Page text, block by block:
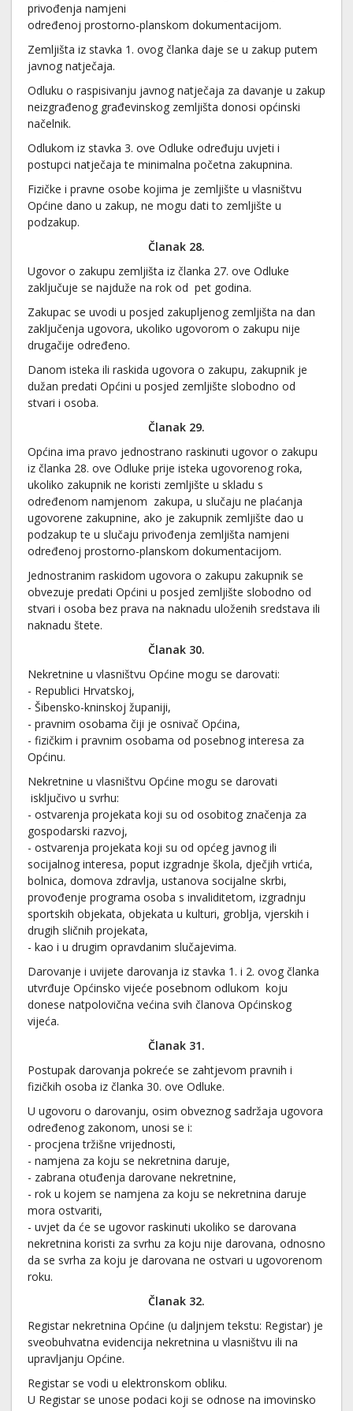
privođenja namjeni
određenoj prostorno-planskom dokumentacijom.
Zemljišta iz stavka 1. ovog članka daje se u zakup putem
javnog natječaja.
Odluku o raspisivanju javnog natječaja za davanje u zakup
neizgrađenog građevinskog zemljišta donosi općinski
načelnik.
Odlukom iz stavka 3. ove Odluke određuju uvjeti i
postupci natječaja te minimalna početna zakupnina.
Fizičke i pravne osobe kojima je zemljište u vlasništvu
Općine dano u zakup, ne mogu dati to zemljište u
podzakup.
Članak 28.
Ugovor o zakupu zemljišta iz članka 27. ove Odluke
zaključuje se najduže na rok od pet godina.
Zakupac se uvodi u posjed zakupljenog zemljišta na dan
zaključenja ugovora, ukoliko ugovorom o zakupu nije
drugačije određeno.
Danom isteka ili raskida ugovora o zakupu, zakupnik je
dužan predati Općini u posjed zemljište slobodno od
stvari i osoba.
Članak 29.
Općina ima pravo jednostrano raskinuti ugovor o zakupu
iz članka 28. ove Odluke prije isteka ugovorenog roka,
ukoliko zakupnik ne koristi zemljište u skladu s
određenom namjenom zakupa, u slučaju ne plaćanja
ugovorene zakupnine, ako je zakupnik zemljište dao u
podzakup te u slučaju privođenja zemljišta namjeni
određenoj prostorno-planskom dokumentacijom.
Jednostranim raskidom ugovora o zakupu zakupnik se
obvezuje predati Općini u posjed zemljište slobodno od
stvari i osoba bez prava na naknadu uloženih sredstava ili
naknadu štete.
Članak 30.
Nekretnine u vlasništvu Općine mogu se darovati:
- Republici Hrvatskoj,
- Šibensko-kninskoj županiji,
- pravnim osobama čiji je osnivač Općina,
- fizičkim i pravnim osobama od posebnog interesa za
Općinu.
Nekretnine u vlasništvu Općine mogu se darovati
isključivo u svrhu:
- ostvarenja projekata koji su od osobitog značenja za
gospodarski razvoj,
- ostvarenja projekata koji su od općeg javnog ili
socijalnog interesa, poput izgradnje škola, dječjih vrtića,
bolnica, domova zdravlja, ustanova socijalne skrbi,
provođenje programa osoba s invaliditetom, izgradnju
sportskih objekata, objekata u kulturi, groblja, vjerskih i
drugih sličnih projekata,
- kao i u drugim opravdanim slučajevima.
Darovanje i uvijete darovanja iz stavka 1. i 2. ovog članka
utvrđuje Općinsko vijeće posebnom odlukom koju
donese natpolovična većina svih članova Općinskog
vijeća.
Članak 31.
Postupak darovanja pokreće se zahtjevom pravnih i
fizičkih osoba iz članka 30. ove Odluke.
U ugovoru o darovanju, osim obveznog sadržaja ugovora
određenog zakonom, unosi se i:
- procjena tržišne vrijednosti,
- namjena za koju se nekretnina daruje,
- zabrana otuđenja darovane nekretnine,
- rok u kojem se namjena za koju se nekretnina daruje
mora ostvariti,
- uvjet da će se ugovor raskinuti ukoliko se darovana
nekretnina koristi za svrhu za koju nije darovana, odnosno
da se svrha za koju je darovana ne ostvari u ugovorenom
roku.
Članak 32.
Registar nekretnina Općine (u daljnjem tekstu: Registar) je
sveobuhvatna evidencija nekretnina u vlasništvu ili na
upravljanju Općine.
Registar se vodi u elektronskom obliku.
U Registar se unose podaci koji se odnose na imovinsko